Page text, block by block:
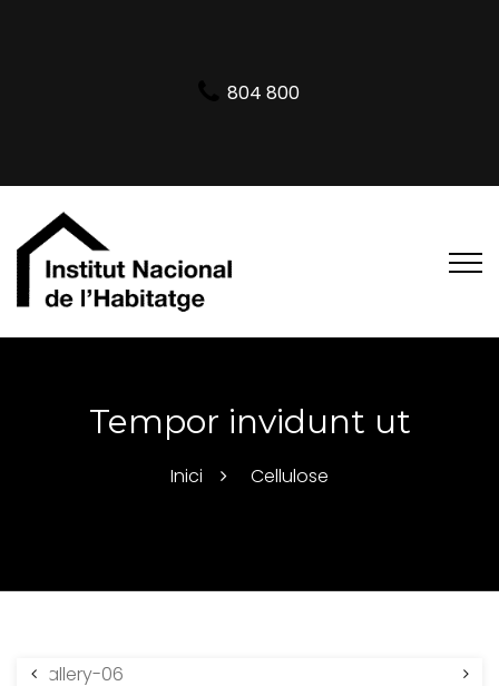
804 800
Tempor invidunt ut
Inici
Cellulose